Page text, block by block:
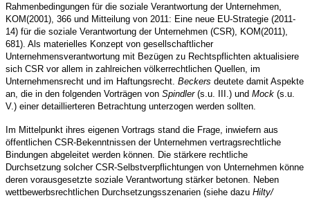
Rahmenbedingungen für die soziale Verantwortung der Unternehmen,
KOM(2001), 366 und Mitteilung von 2011: Eine neue EU-Strategie (2011-
14) für die soziale Verantwortung der Unternehmen (CSR), KOM(2011),
681). Als materielles Konzept von gesellschaftlicher
Unternehmensverantwortung mit Bezügen zu Rechtspflichten aktualisiere
sich CSR vor allem in zahlreichen völkerrechtlichen Quellen, im
Unternehmensrecht und im Haftungsrecht. Beckers deutete damit Aspekte
an, die in den folgenden Vorträgen von Spindler(s.u. III.) und Mock (s.u.
V.) einer detaillierteren Betrachtung unterzogen werden sollten.
Im Mittelpunkt ihres eigenen Vortrags stand die Frage, inwiefern aus
öffentlichen CSR-Bekenntnissen der Unternehmen vertragsrechtliche
Bindungen abgeleitet werden können. Die stärkere rechtliche
Durchsetzung solcher CSR-Selbstverpflichtungen von Unternehmen könne
deren vorausgesetzte soziale Verantwortung stärker betonen. Neben
wettbewerbsrechtlichen Durchsetzungsszenarien (siehe dazu Hilty/